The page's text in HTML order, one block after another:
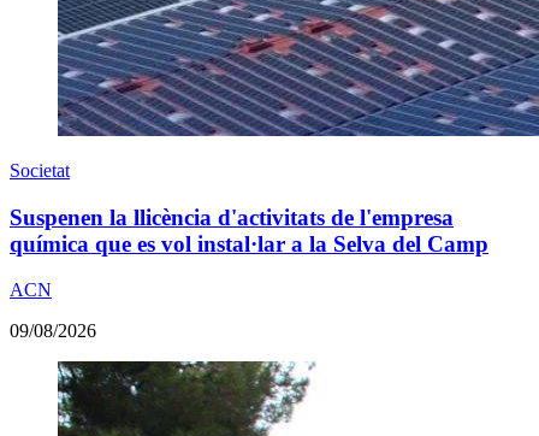
Societat
Suspenen la llicència d'activitats de l'empresa
química que es vol instal·lar a la Selva del Camp
ACN
09/08/2026